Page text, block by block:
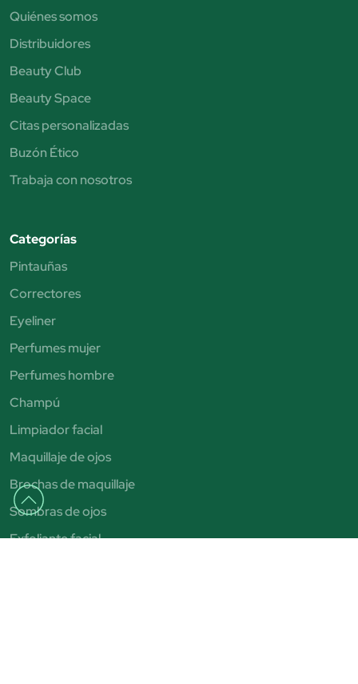
Quiénes somos
Distribuidores
Beauty Club
Beauty Space
Citas personalizadas
Buzón Ético
Trabaja con nosotros
Categorías
Pintauñas
Correctores
Eyeliner
Perfumes mujer
Perfumes hombre
Champú
Limpiador facial
Maquillaje de ojos
Brochas de maquillaje
Sombras de ojos
Exfoliante facial